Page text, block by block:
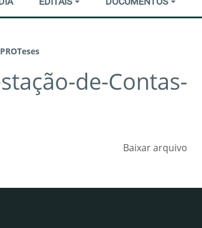
de-Contas-
Baixar arquivo